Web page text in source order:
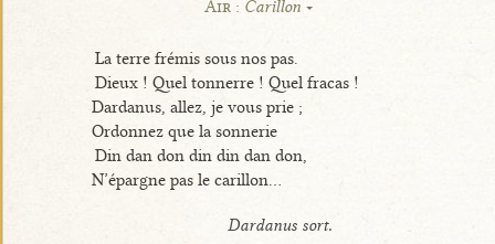
Air : Carillon
La terre frémis sous nos pas.
Dieux ! Quel tonnerre ! Quel fracas !
Dardanus, allez, je vous prie ;
Ordonnez que la sonnerie
Din dan don din din dan don,
N’épargne pas le carillon...
Dardanus sort.